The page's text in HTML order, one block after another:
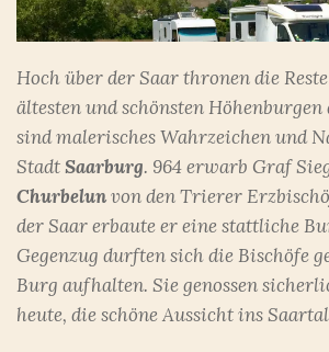
Hoch über der Saar thronen die
ältesten und schönsten Höhenburgen
sind malerisches Wahrzeichen und
StadtSaarburg. 964 erwarb Graf
Churbelunvon den Trierer
der Saar erbaute er eine stattliche
Gegenzug durften sich die Bischöfe
Burg aufhalten. Sie genossen
heute, die schöne Aussicht ins